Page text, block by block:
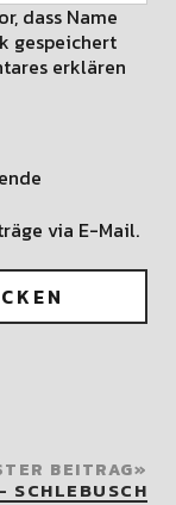
dass Name
gespeichert
erklären
via E-Mail.
BEITRAG
SCHLEBUSCH